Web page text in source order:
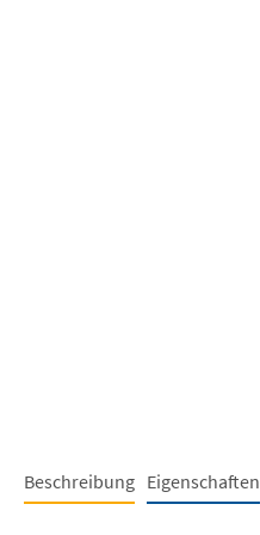
Beschreibung Eigenschaften